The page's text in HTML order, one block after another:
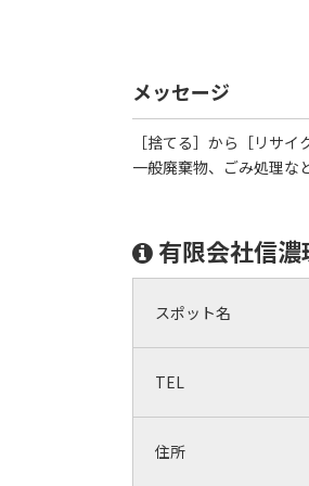
メッセージ
［捨てる］から［リサ
一般廃棄物、ごみ処理な
有限会社信
スポット名
TEL
住所